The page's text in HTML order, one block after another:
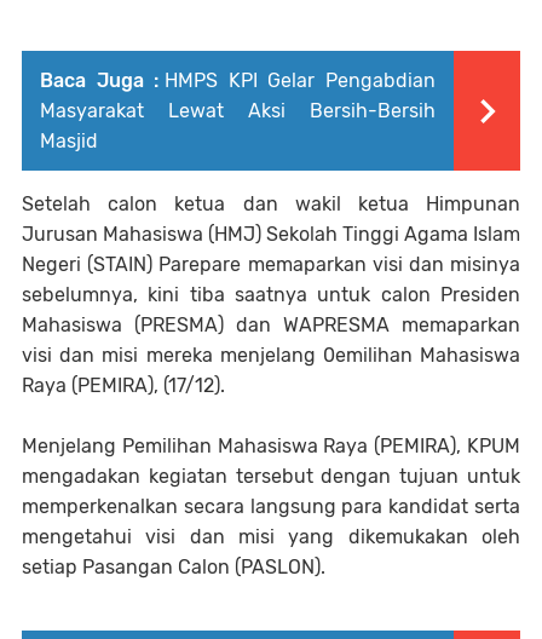
Baca Juga : HMPS KPI Gelar Pengabdian
Masyarakat Lewat Aksi Bersih-Bersih
Masjid
Setelah calon ketua dan wakil ketua Himpunan
Jurusan Mahasiswa (HMJ) Sekolah Tinggi Agama Islam
Negeri (STAIN) Parepare memaparkan visi dan misinya
sebelumnya, kini tiba saatnya untuk calon Presiden
Mahasiswa (PRESMA) dan WAPRESMA memaparkan
visi dan misi mereka menjelang 0emilihan Mahasiswa
Raya (PEMIRA), (17/12).
Menjelang Pemilihan Mahasiswa Raya (PEMIRA), KPUM
mengadakan kegiatan tersebut dengan tujuan untuk
memperkenalkan secara langsung para kandidat serta
mengetahui visi dan misi yang dikemukakan oleh
setiap Pasangan Calon (PASLON).